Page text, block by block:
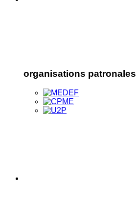
organisations patronales